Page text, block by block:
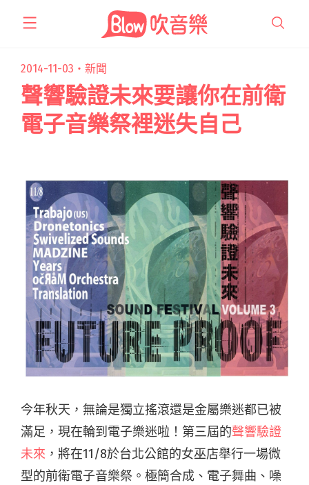
2014-11-03・ 新聞
聲響驗證未來要讓你在前衛
電子音樂祭裡迷失自己
今年秋天，無論是獨立搖滾還是金屬樂迷都已被
滿足，現在輪到電子樂迷啦！第三屆的聲響驗證
未來 ，將在11/8於台北公館的女巫店舉行一場微
型的前衛電子音樂祭。極簡合成、電子舞曲、噪